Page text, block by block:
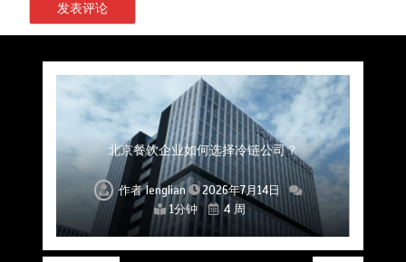
上海餐饮连锁加速，冷链配送如何破解冻品食材
流通难题？
作者lenglian
2026年7月14日
1分钟
4 周
杭州中央厨房布局餐饮连锁，冷链配送如何打通
关键一环
作者lenglian
2026年7月14日
1分钟
4 周
北京餐饮企业如何选择冷链公司？
作者lenglian
2026年7月14日
1分钟
4 周
深圳冷链物流如何护航餐饮连锁？冻品食材流通
全解析
作者lenglian
2026年7月14日
1分钟
4 周
北京餐饮仓配一体化的核心价值与落地实践解析
作者lenglian
2026年7月14日
1分钟
4 周
武汉冻品配送三要素：控温、时效、低成本如何
兼得？
作者lenglian
2026年7月14日
1分钟
4 周
重庆冷链布局解冻食材运输密码，餐饮连锁如何
稳控品质？
作者lenglian
2026年7月14日
1分钟
4 周